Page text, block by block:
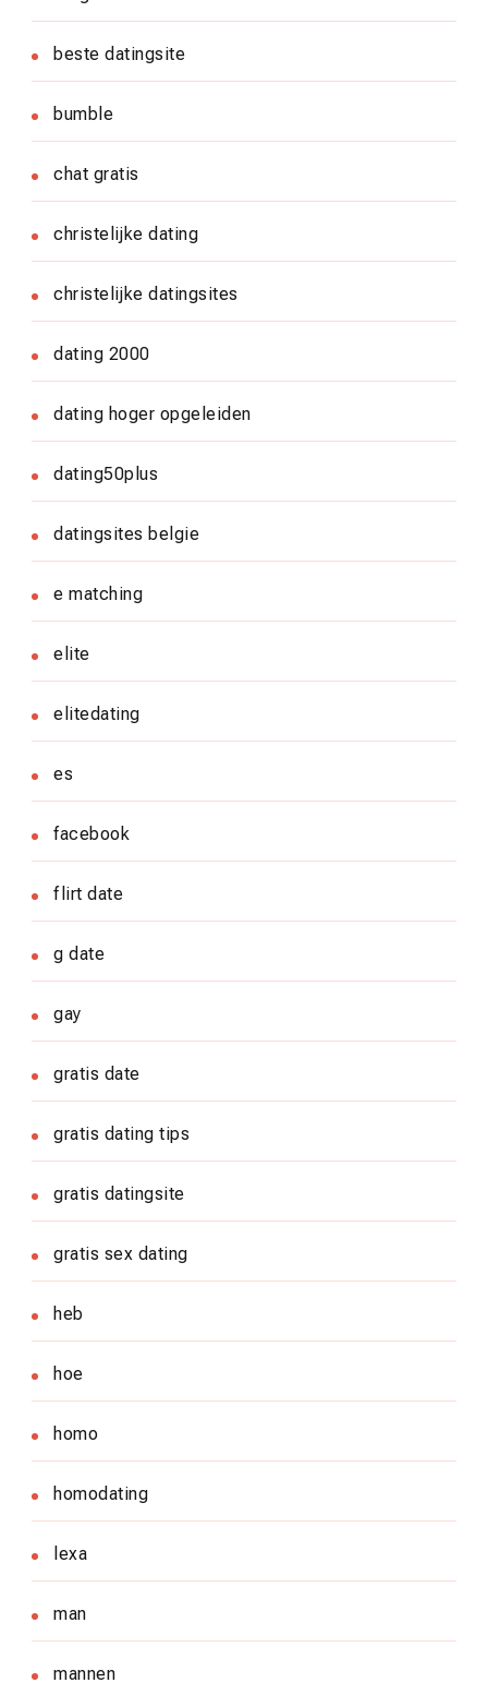
beste datingsite
bumble
chat gratis
christelijke dating
christelijke datingsites
dating 2000
dating hoger opgeleiden
dating50plus
datingsites belgie
e matching
elite
elitedating
es
facebook
flirt date
g date
gay
gratis date
gratis dating tips
gratis datingsite
gratis sex dating
heb
hoe
homo
homodating
lexa
man
mannen